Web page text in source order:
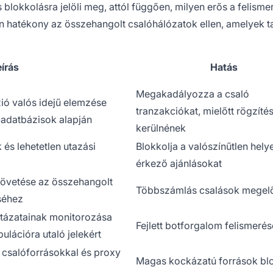
jelöli meg, attól függően, milyen erős a
az összehangolt csalóhálózatok ellen, amelyek
Hatás
valós idejű elemzése
alapján
Megakadályozza a csaló
tranzakciókat, mielőtt
kerülnének
lehetetlen utazási
Blokkolja a valószínűtlen
érkező ajánlásokat
az összehangolt
Többszámlás csalások
monitorozása
utaló jelekért
Fejlett botforgalom
és proxy
Magas kockázatú források